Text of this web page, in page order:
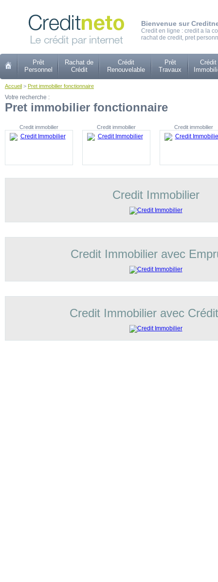
Bienvenue sur
Credit en ligne : credit a la
rachat de credit, pret
Prêt
Personnel
Rachat de
Crédit
Crédit
Renouvelable
Prêt
Travaux
Crédit
Accueil > Pret immobilier fonctionnaire
Votre recherche :
Pret immobilier fonctionnaire
Credit immobilier Credit immobilier Credit immobilier
Credit Immobilier
Credit Immobilier avec
Credit Immobilier avec